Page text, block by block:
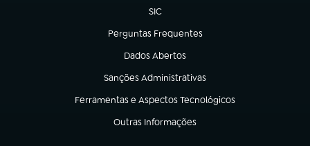
SIC
(abre em nova aba)
Perguntas Frequentes
(abre em nova aba)
Dados Abertos
(abre em nova aba)
Sanções Administrativas
(abre em nova aba)
Ferramentas e Aspectos Tecnológicos
(abre em nova aba)
Outras Informações
(abre em nova aba)